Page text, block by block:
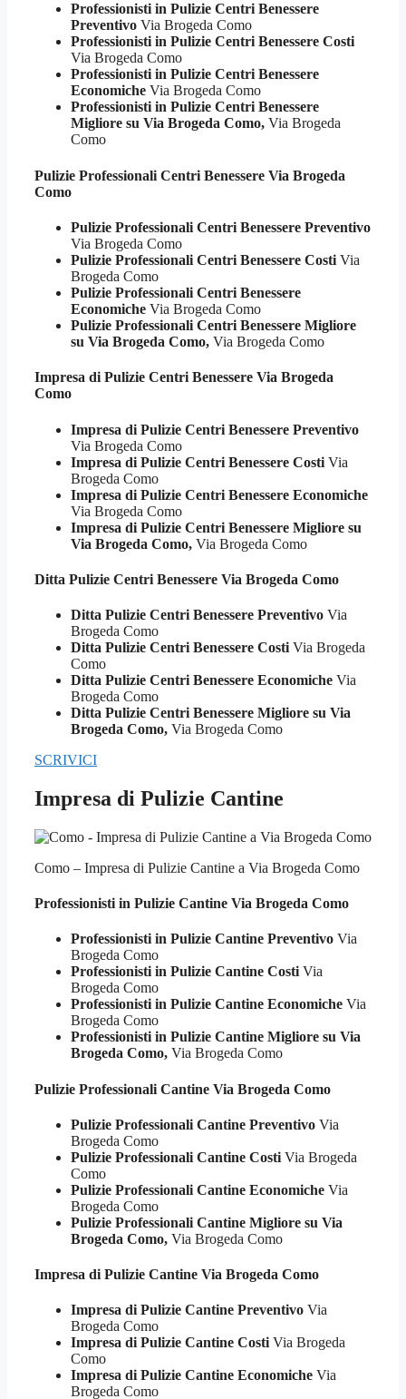
Professionisti in Pulizie Centri Benessere
Preventivo Via Brogeda Como
Professionisti in Pulizie Centri Benessere Costi
Via Brogeda Como
Professionisti in Pulizie Centri Benessere
Economiche Via Brogeda Como
Professionisti in Pulizie Centri Benessere
Migliore su Via Brogeda Como, Via Brogeda
Como
Pulizie Professionali Centri Benessere Via Brogeda
Como
Pulizie Professionali Centri Benessere Preventivo
Via Brogeda Como
Pulizie Professionali Centri Benessere Costi Via
Brogeda Como
Pulizie Professionali Centri Benessere
Economiche Via Brogeda Como
Pulizie Professionali Centri Benessere Migliore
su Via Brogeda Como, Via Brogeda Como
Impresa di Pulizie Centri Benessere Via Brogeda
Como
Impresa di Pulizie Centri Benessere Preventivo
Via Brogeda Como
Impresa di Pulizie Centri Benessere Costi Via
Brogeda Como
Impresa di Pulizie Centri Benessere Economiche
Via Brogeda Como
Impresa di Pulizie Centri Benessere Migliore su
Via Brogeda Como, Via Brogeda Como
Ditta Pulizie Centri Benessere Via Brogeda Como
Ditta Pulizie Centri Benessere Preventivo Via
Brogeda Como
Ditta Pulizie Centri Benessere Costi Via Brogeda
Como
Ditta Pulizie Centri Benessere Economiche Via
Brogeda Como
Ditta Pulizie Centri Benessere Migliore su Via
Brogeda Como, Via Brogeda Como
SCRIVICI
Impresa di Pulizie Cantine
Como – Impresa di Pulizie Cantine a Via Brogeda Como
Professionisti in Pulizie Cantine Via Brogeda Como
Professionisti in Pulizie Cantine Preventivo Via
Brogeda Como
Professionisti in Pulizie Cantine CostiVia
Brogeda Como
Professionisti in Pulizie Cantine Economiche Via
Brogeda Como
Professionisti in Pulizie Cantine Migliore su Via
Brogeda Como, Via Brogeda Como
Pulizie Professionali Cantine Via Brogeda Como
Pulizie Professionali Cantine Preventivo Via
Brogeda Como
Pulizie Professionali Cantine Costi Via Brogeda
Como
Pulizie Professionali Cantine Economiche Via
Brogeda Como
Pulizie Professionali Cantine Migliore su Via
Brogeda Como, Via Brogeda Como
Impresa di Pulizie Cantine Via Brogeda Como
Impresa di Pulizie Cantine Preventivo Via
Brogeda Como
Impresa di Pulizie Cantine CostiVia Brogeda
Como
Impresa di Pulizie Cantine Economiche Via
Brogeda Como